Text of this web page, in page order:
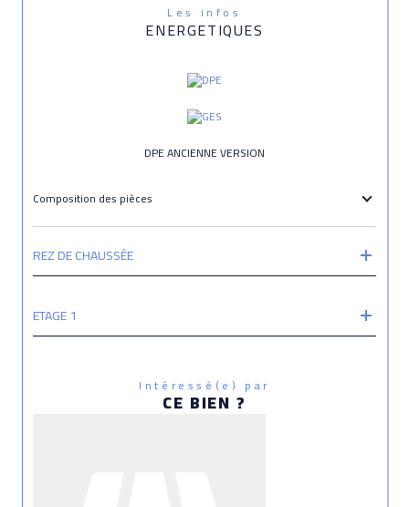
Les infos
ENERGETIQUES
DPE ANCIENNE VERSION
Composition des pièces
REZ DE CHAUSSÉE
ETAGE 1
Intéressé(e) par
CE BIEN ?